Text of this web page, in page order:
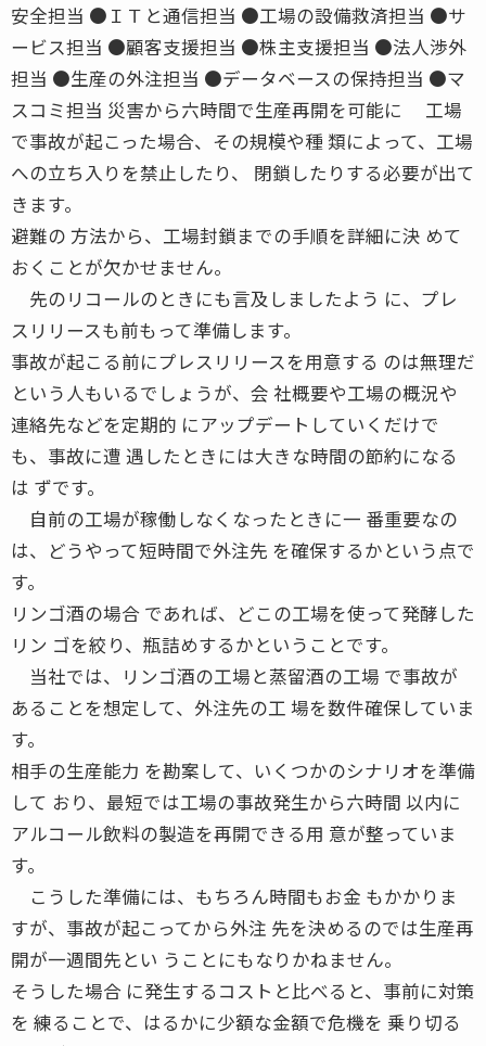
安全担当 ●ＩＴと通信担当 ●工場の設備救済担当 ●サ
ービス担当 ●顧客支援担当 ●株主支援担当 ●法人渉外
担当 ●生産の外注担当 ●データベースの保持担当 ●マ
スコミ担当 災害から六時間で生産再開を可能に 工場
で事故が起こった場合、その規模や種 類によって、工場
への立ち入りを禁止したり、 閉鎖したりする必要が出て
きます。
避難の 方法から、工場封鎖までの手順を詳細に決 めて
おくことが欠かせません。
先のリコールのときにも言及しましたよう に、プレ
スリリースも前もって準備します。
事故が起こる前にプレスリリースを用意する のは無理だ
という人もいるでしょうが、会 社概要や工場の概況や
連絡先などを定期的 にアップデートしていくだけで
も、事故に遭 遇したときには大きな時間の節約になる
は ずです。
自前の工場が稼働しなくなったときに一 番重要なの
は、どうやって短時間で外注先 を確保するかという点で
す。
リンゴ酒の場合 であれば、どこの工場を使って発酵した
リン ゴを絞り、瓶詰めするかということです。
当社では、リンゴ酒の工場と蒸留酒の工場 で事故が
あることを想定して、外注先の工 場を数件確保していま
す。
相手の生産能力 を勘案して、いくつかのシナリオを準備
して おり、最短では工場の事故発生から六時間 以内に
アルコール飲料の製造を再開できる用 意が整っていま
す。
こうした準備には、もちろん時間もお金 もかかりま
すが、事故が起こってから外注 先を決めるのでは生産再
開が一週間先とい うことにもなりかねません。
そうした場合 に発生するコストと比べると、事前に対策
を 練ることで、はるかに少額な金額で危機を 乗り切る